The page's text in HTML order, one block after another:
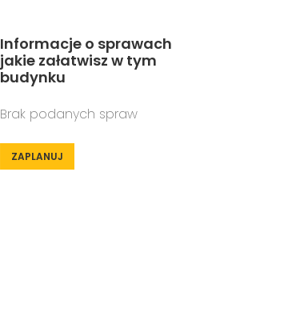
Informacje o sprawach
jakie załatwisz w tym
budynku
Brak podanych spraw
ZAPLANUJ